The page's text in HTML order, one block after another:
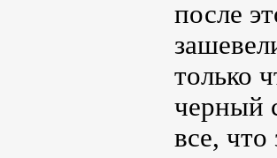
после
только
черный
все,